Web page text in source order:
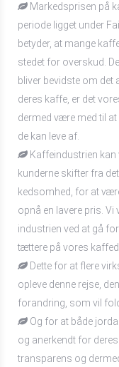
Markedsprisen på
periode ligget under
betyder, at mange
stedet for overskud.
bliver bevidste om det
deres kaffe, er det
dermed være med til at
de kan leve af.
Kaffeindustrien
kunderne skifter fra
kedsomhed, for at
opnå en lavere pris. Vi
industrien ved at gå
tættere på vores
Dette for at flere
opleve denne rejse,
forandring, som vil
Og for at både
og anerkendt for
transparens og